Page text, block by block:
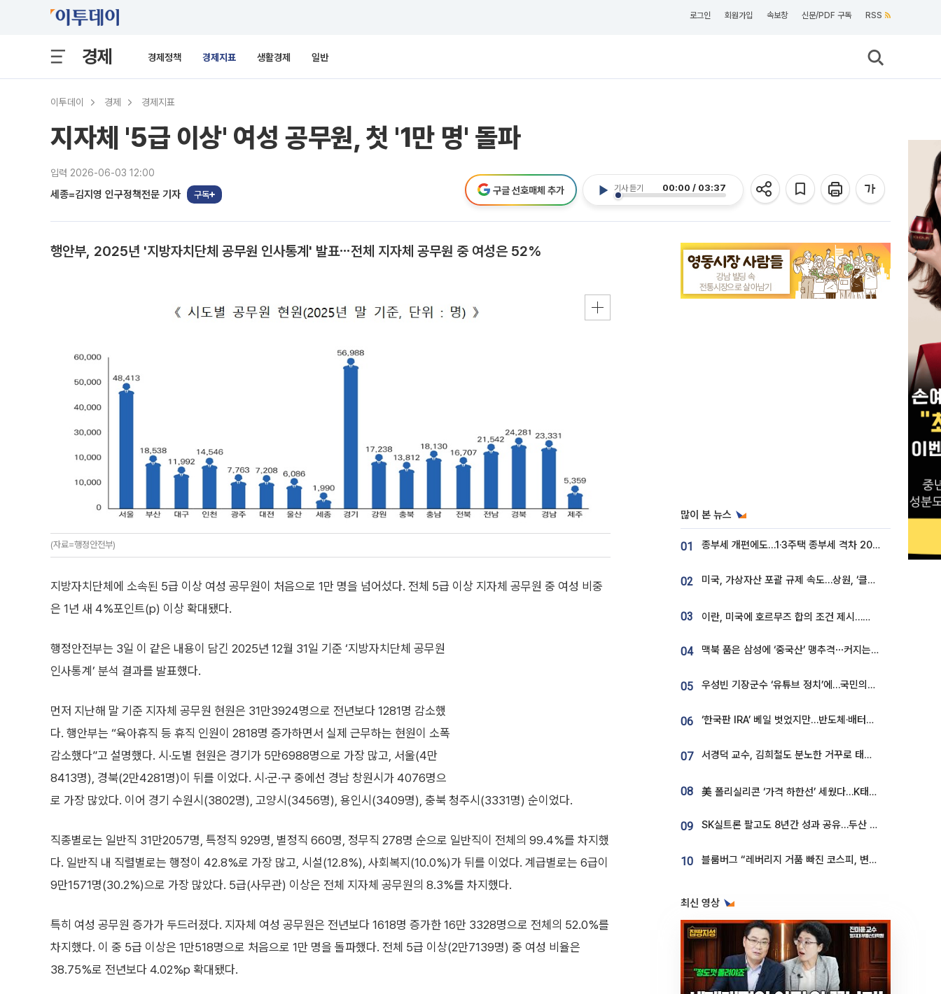
로그인 회원가입 속보창 신문/PDF 구독 RSS
경제 경제정책 경제지표 생활경제 일반
이투데이 경제 경제지표
지자체 '5급 이상' 여성 공무원, 첫 '1만 명' 돌파
입력 2026-06-03 12:00
세종=김지영 인구정책전문 기자 구독
기사 듣기 00:00 / 03:37
구글 선호매체 추가
행안부, 2025년 '지방자치단체 공무원 인사통계' 발표⋯전체 지자체 공무원 중 여성은 52%
(자료=행정안전부)
지방자치단체에 소속된 5급 이상 여성 공무원이 처음으로 1만 명을 넘어섰다. 전체 5급 이상 지자체 공무원 중 여성 비중
은 1년 새 4%포인트(p) 이상 확대됐다.
행정안전부는 3일 이 같은 내용이 담긴 2025년 12월 31일 기준 ‘지방자치단체 공무원
인사통계’ 분석 결과를 발표했다.
먼저 지난해 말 기준 지자체 공무원 현원은 31만3924명으로 전년보다 1281명 감소했
다. 행안부는 “육아휴직 등 휴직 인원이 2818명 증가하면서 실제 근무하는 현원이 소폭
감소했다”고 설명했다. 시·도별 현원은 경기가 5만6988명으로 가장 많고, 서울(4만
8413명), 경북(2만4281명)이 뒤를 이었다. 시·군·구 중에선 경남 창원시가 4076명으
로 가장 많았다. 이어 경기 수원시(3802명), 고양시(3456명), 용인시(3409명), 충북 청주시(3331명) 순이었다.
직종별로는 일반직 31만2057명, 특정직 929명, 별정직 660명, 정무직 278명 순으로 일반직이 전체의 99.4%를 차지했
다. 일반직 내 직렬별로는 행정이 42.8%로 가장 많고, 시설(12.8%), 사회복지(10.0%)가 뒤를 이었다. 계급별로는 6급이
9만1571명(30.2%)으로 가장 많았다. 5급(사무관) 이상은 전체 지자체 공무원의 8.3%를 차지했다.
특히 여성 공무원 증가가 두드러졌다. 지자체 여성 공무원은 전년보다 1618명 증가한 16만 3328명으로 전체의 52.0%를
차지했다. 이 중 5급 이상은 1만518명으로 처음으로 1만 명을 돌파했다. 전체 5급 이상(2만7139명) 중 여성 비율은
38.75%로 전년보다 4.02%p 확대됐다.
많이 본 뉴스
01 종부세 개편에도…1·3주택 종부세 격차 2028년부터 확대
02 미국, 가상자산 포괄 규제 속도…상원, ‘클래리티법’ 9월 절차투표 추진
03 이란, 미국에 호르무즈 합의 조건 제시…美 “경기 아직 안 끝나” [종합]
04 맥북 품은 삼성에 ‘중국산’ 맹추격⋯커지는 노트북 OLED 시장
05 우성빈 기장군수 ‘유튜브 정치’에…국민의힘 군의원들 집단 반발
06 ‘한국판 IRA’ 베일 벗었지만…반도체·배터리 업계 “시행령이 관건”
07 서경덕 교수, 김희철도 분노한 거꾸로 태극기⋯"엉터리는 아냐, 아쉬울 뿐"
08 美 폴리실리콘 ‘가격 하한선’ 세웠다…K태양광 수혜 기대
09 SK실트론 팔고도 8년간 성과 공유…두산 인수대금 2.3조가 끝 아냐
10 블룸버그 “레버리지 거품 빠진 코스피, 변동성 최악 국면 지났을 가능성”
최신 영상